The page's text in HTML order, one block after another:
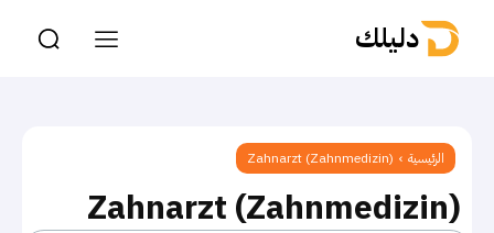
دليلك
الرئيسية Zahnarzt (Zahnmedizin)
Zahnarzt (Zahnmedizin)